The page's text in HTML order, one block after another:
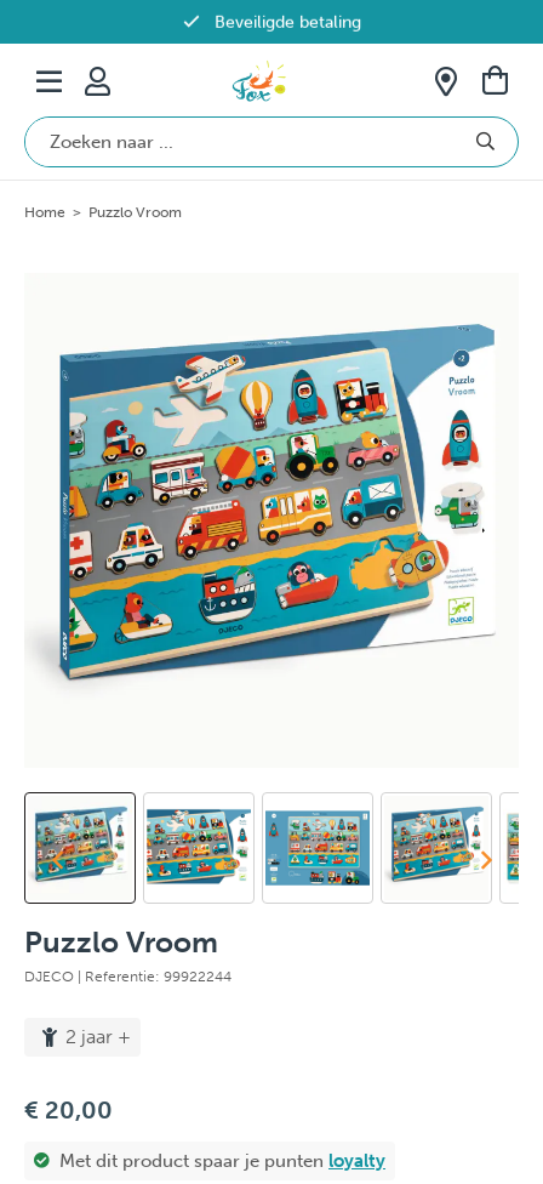
Beveiligde betaling
Gratis verzending vanaf €69 in België
Home > Puzzlo Vroom
Puzzlo Vroom
DJECO | Referentie: 99922244
2 jaar +
€ 20,00
Met dit product spaar je punten loyalty